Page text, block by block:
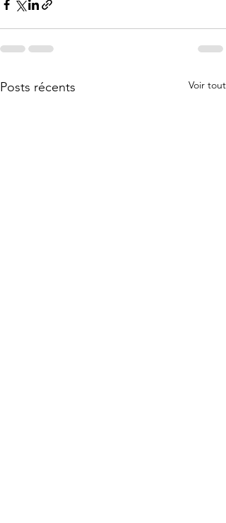
Posts récents Voir tout